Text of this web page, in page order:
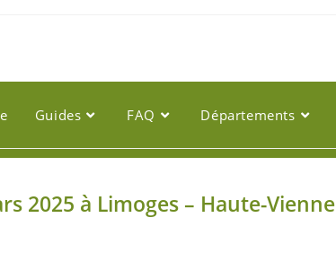
Guides FAQ Départements
2025 à Limoges – Haute-Vienne